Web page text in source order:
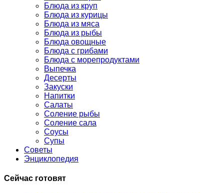
Блюда из круп
Блюда из курицы
Блюда из мяса
Блюда из рыбы
Блюда овощные
Блюда с грибами
Блюда с морепродуктами
Выпечка
Десерты
Закуски
Напитки
Салаты
Соление рыбы
Соление сала
Соусы
Супы
Советы
Энциклопедия
Сейчас готовят